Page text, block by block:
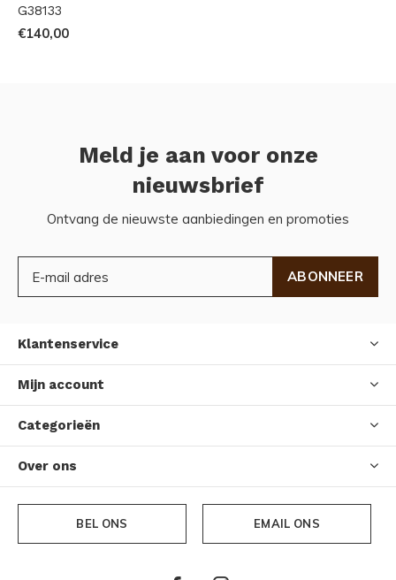
G38133
€140,00
Meld je aan voor onze
nieuwsbrief
Ontvang de nieuwste aanbiedingen en promoties
ABONNEER
Klantenservice
Mijn account
Categorieën
Over ons
BEL ONS EMAIL ONS